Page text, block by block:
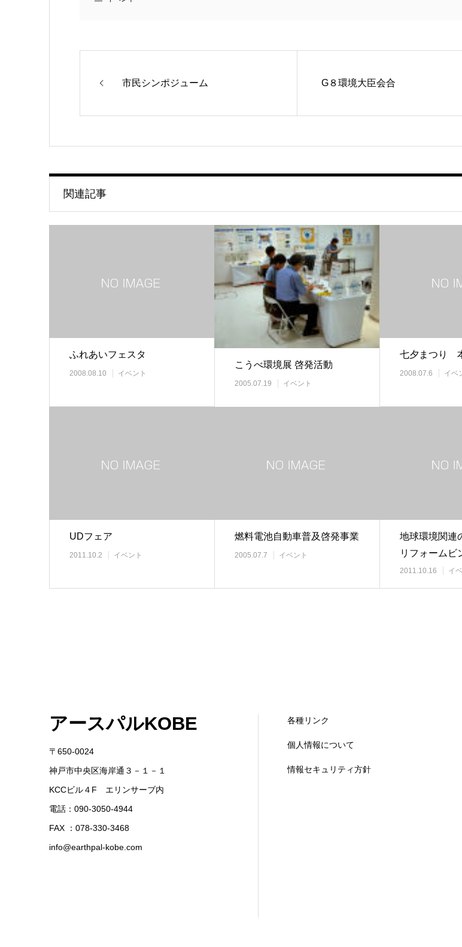
市民シンポジューム G８環境大臣会合
関連記事
ふれあいフェスタ
2008.08.10 イベント
こうべ環境展 啓発活動
2005.07.19 イベント
七夕まつり
2008.07.6 イベ
UDフェア
2011.10.2 イベント
燃料電池自動車普及啓発事業
2005.07.7 イベント
地球環境関連
リフォームビ
電池でメロデ
2011.10.16 イ
アースパルKOBE
〒650-0024
神戸市中央区海岸通３－１－１
KCCビル４F エリンサーブ内
電話：090-3050-4944
FAX ：078-330-3468
info@earthpal-kobe.com
各種リンク
個人情報について
情報セキュリティ方針